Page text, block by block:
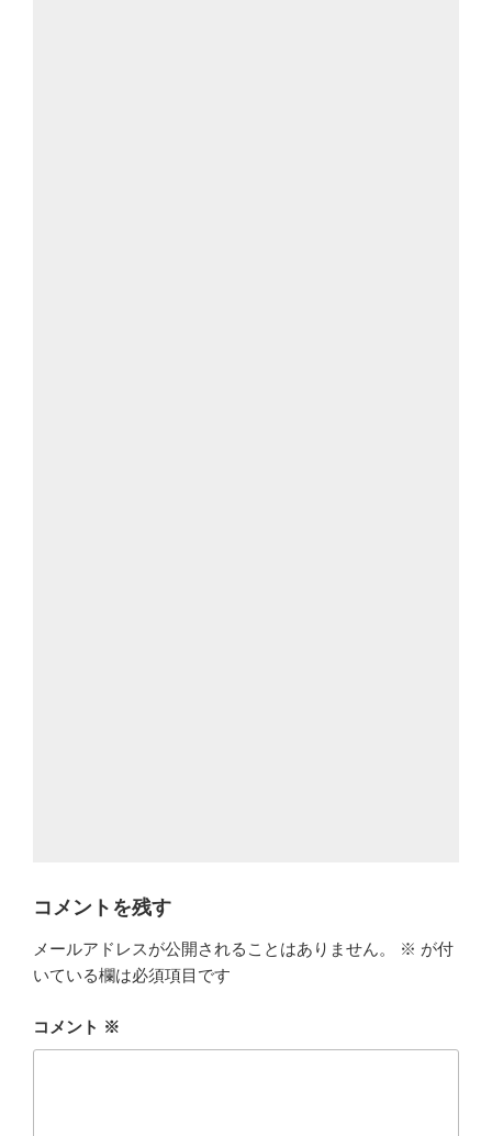
コメントを残す
メールアドレスが公開されることはありません。 ※ が付
いている欄は必須項目です
コメント ※